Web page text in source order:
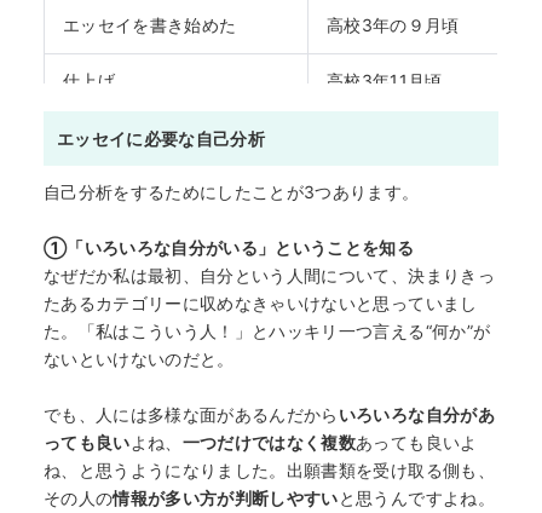
エッセイを書き始めた 高校3年の９月頃
仕上げ 高校3年11月頃
提出！
エッセイに必要な自己分析
自己分析をするためにしたことが3つあります。
①「いろいろな自分がいる」ということを知る
なぜだか私は最初、自分という人間について、決まりきっ
たあるカテゴリーに収めなきゃいけないと思っていまし
た。「私はこういう人！」とハッキリ一つ言える“何か”が
ないといけないのだと。
でも、人には多様な面があるんだから いろいろな自分があ
っても良いよね、 一つだけではなく複数あっても良いよ
ね、と思うようになりました。出願書類を受け取る側も、
その人の情報が多い方が判断しやすいと思うんですよね。